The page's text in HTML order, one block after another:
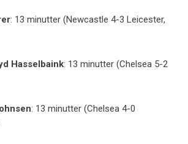
: 13 minutter (Newcastle 4-3 Leicester,
Hasselbaink: 13 minutter (Chelsea 5-2
: 13 minutter (Chelsea 4-0